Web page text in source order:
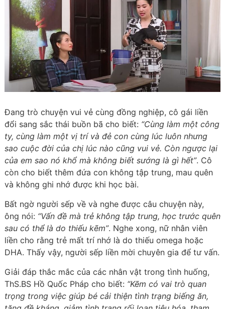
Đang trò chuyện vui vẻ cùng đồng nghiệp, cô gái liền
đổi sang sắc thái buồn bã cho biết: “Cùng làm một công
ty, cùng làm một vị trí và đẻ con cùng lúc luôn nhưng
sao cuộc đời của chị lúc nào cũng vui vẻ. Còn ngược lại
của em sao nó khổ mà không biết sướng là gì hết”. Cô
còn cho biết thêm đứa con không tập trung, mau quên
và không ghi nhớ được khi học bài.
Bất ngờ người sếp về và nghe được câu chuyện này,
ông nói: “Vấn đề mà trẻ không tập trung, học trước quên
sau có thể là do thiếu kẽm”. Nghe xong, nữ nhân viên
liền cho rằng trẻ mất trí nhớ là do thiếu omega hoặc
DHA. Thấy vậy, người sếp liền mời chuyên gia để tư vấn.
Giải đáp thắc mắc của các nhân vật trong tình huống,
ThS.BS Hồ Quốc Pháp cho biết: “Kẽm có vai trò quan
trọng trong việc giúp bé cải thiện tình trạng biếng ăn,